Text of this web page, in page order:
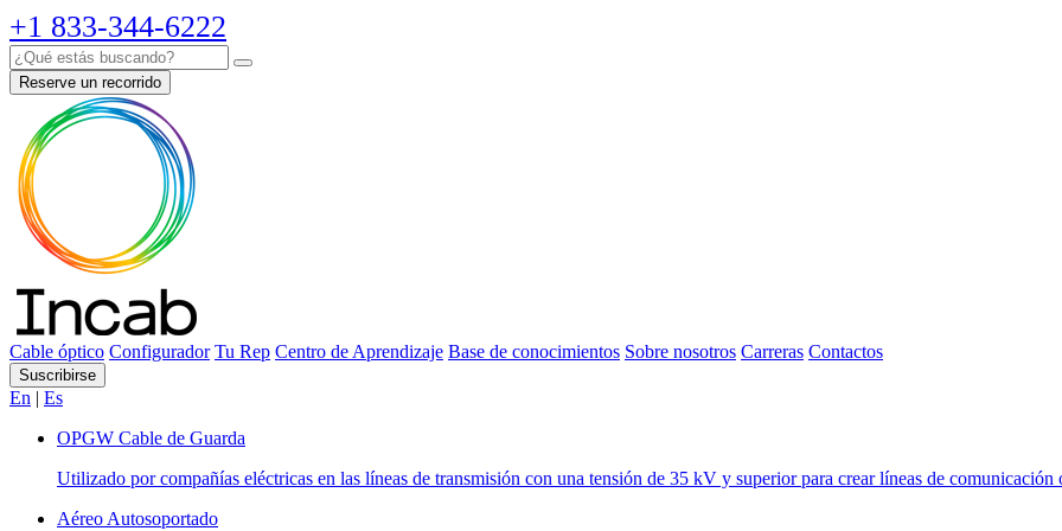
+1 833-344-6222
Reserve un recorrido
Cable óptico Configurador Tu Rep Centro de Aprendizaje Base de conocimientos Sobre nosotros Carreras Contactos
Suscribirse
En | Es
OPGW Cable de Guarda
Utilizado por compañías eléctricas en las líneas de transmisión con una tensión de 35 kV y superior para crear líneas de comunicación
Aéreo Autosoportado